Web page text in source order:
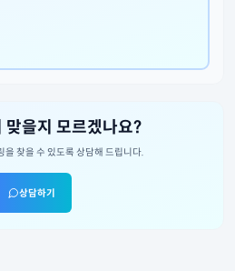
맞을지 모르겠나요?
을 찾을 수 있도록 상담해 드립니다.
상담하기